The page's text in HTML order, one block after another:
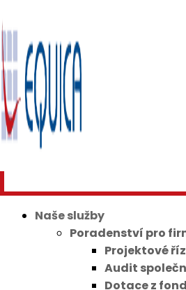
Naše služby
Poradenství pro
Projektové
Audit
Dotace z